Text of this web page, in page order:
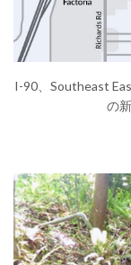
I-90、Southeast
の